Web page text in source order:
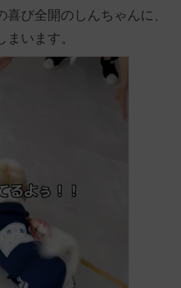
喜び全開のしんちゃんに、
います。